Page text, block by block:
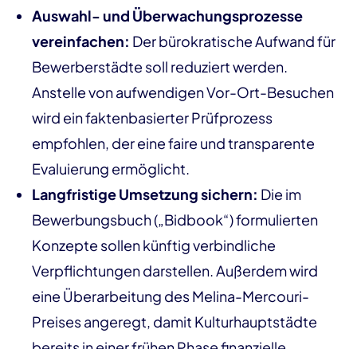
Auswahl- und Überwachungsprozesse
vereinfachen: Der bürokratische Aufwand für
Bewerberstädte soll reduziert werden.
Anstelle von aufwendigen Vor-Ort-Besuchen
wird ein faktenbasierter Prüfprozess
empfohlen, der eine faire und transparente
Evaluierung ermöglicht.
Langfristige Umsetzung sichern: Die im
Bewerbungsbuch („Bidbook“) formulierten
Konzepte sollen künftig verbindliche
Verpflichtungen darstellen. Außerdem wird
eine Überarbeitung des Melina-Mercouri-
Preises angeregt, damit Kulturhauptstädte